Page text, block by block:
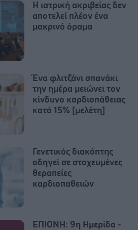
Η ιατρική ακριβείας δεν
αποτελεί πλέον ένα
μακρινό όραμα
Ένα φλιτζάνι σπανάκι
την ημέρα μειώνει τον
κίνδυνο καρδιοπάθειας
κατά 15% [μελέτη]
Γενετικός διακόπτης
οδηγεί σε στοχευμένες
θεραπείες
καρδιοπαθειών
ΕΠΙΟΝΗ: 9η Ημερίδα -